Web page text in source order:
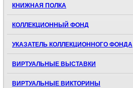
КНИЖНАЯ ПОЛКА
КОЛЛЕКЦИОННЫЙ ФОНД
УКАЗАТЕЛЬ КОЛЛЕКЦИОННОГО ФОНДА
ВИРТУАЛЬНЫЕ ВЫСТАВКИ
ВИРТУАЛЬНЫЕ ВИКТОРИНЫ